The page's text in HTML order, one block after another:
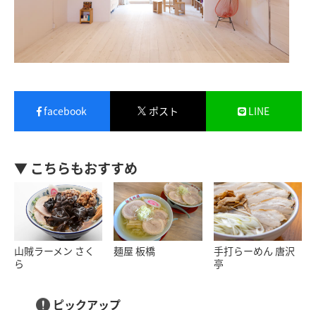
facebook ポスト LINE
▼ こちらもおすすめ
山賊ラーメン さく
ら
麺屋 板橋
手打らーめん 唐沢
亭
ピックアップ